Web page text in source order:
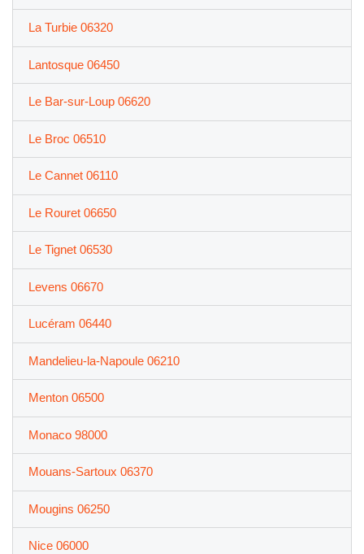
La Turbie 06320
Lantosque 06450
Le Bar-sur-Loup 06620
Le Broc 06510
Le Cannet 06110
Le Rouret 06650
Le Tignet 06530
Levens 06670
Lucéram 06440
Mandelieu-la-Napoule 06210
Menton 06500
Monaco 98000
Mouans-Sartoux 06370
Mougins 06250
Nice 06000